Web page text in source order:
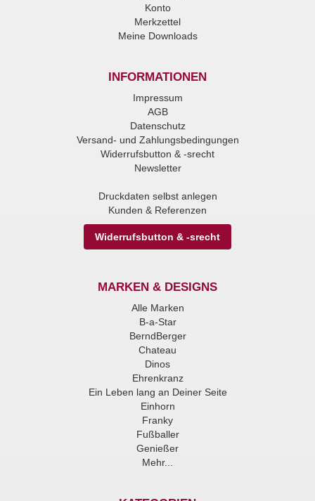
Konto
Merkzettel
Meine Downloads
INFORMATIONEN
Impressum
AGB
Datenschutz
Versand- und Zahlungsbedingungen
Widerrufsbutton & -srecht
Newsletter
Druckdaten selbst anlegen
Kunden & Referenzen
Widerrufsbutton & -srecht
MARKEN & DESIGNS
Alle Marken
B-a-Star
BerndBerger
Chateau
Dinos
Ehrenkranz
Ein Leben lang an Deiner Seite
Einhorn
Franky
Fußballer
Genießer
Mehr...